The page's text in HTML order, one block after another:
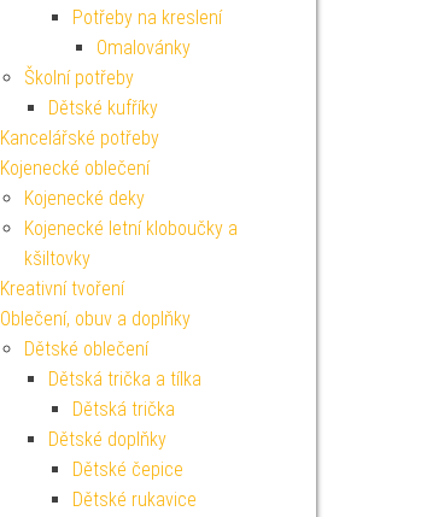
Potřeby na kreslení
Omalovánky
Školní potřeby
Dětské kufříky
Kancelářské potřeby
Kojenecké oblečení
Kojenecké deky
Kojenecké letní kloboučky a
kšiltovky
Kreativní tvoření
Oblečení, obuv a doplňky
Dětské oblečení
Dětská trička a tílka
Dětská trička
Dětské doplňky
Dětské čepice
Dětské rukavice